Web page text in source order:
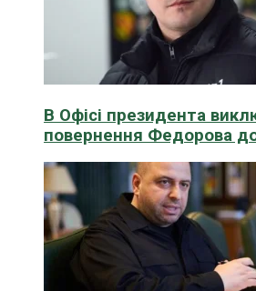
В Офісі президента
повернення Федорова